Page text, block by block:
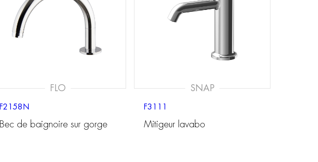
FLO
F2158N
Bec de baignoire sur gorge
SNAP
F3111
Mitigeur lavabo